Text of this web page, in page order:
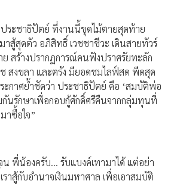
ประชาธิปัตย์ ที่งานนี้ขุดไม้ตายสุดท้าย
มาสู้สุดตัว อภิสิทธิ์ เวชชาชีวะ เดินสายทัวร์
ย สร้างปรากฏการณ์คนฟังปราศรัยทะลัก
ช สงขลา และตรัง มียอดชมไลฟ์สด พีดสุด
กาศย้ำชัดว่า ประชาธิปัตย์ คือ ‘สมบัติพ่อ
กันรักษาเพื่อกอบกู้ศักดิ์ศรีคืนจากกลุ่มทุนที่
าซื้อใจ”
น พี่น้องครับ… รับแบงค์เทามาได้ แต่อย่า
าสู้กับอำนาจเงินมหาศาล เพื่อเอาสมบัติ